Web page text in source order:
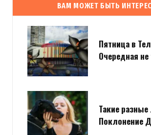
ВАМ МОЖЕТ БЫТЬ
Пятница в
Очередная
Такие
Поклонение